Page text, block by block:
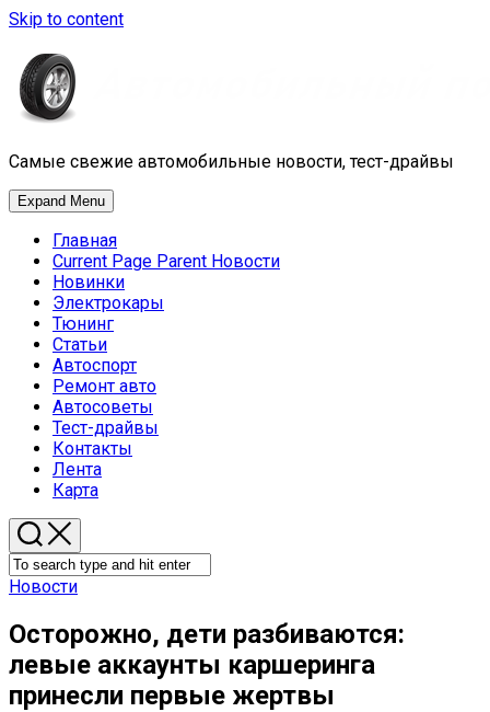
Skip to content
Самые свежие автомобильные новости, тест-драйвы
Expand Menu
Главная
Current Page Parent Новости
Новинки
Электрокары
Тюнинг
Статьи
Автоспорт
Ремонт авто
Автосоветы
Тест-драйвы
Контакты
Лента
Карта
Новости
Осторожно, дети разбиваются:
левые аккаунты каршеринга
принесли первые жертвы